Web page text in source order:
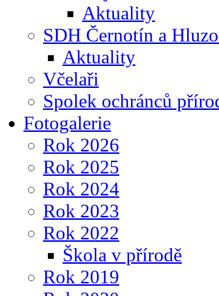
Aktuality
SDH Černotín a
Aktuality
Včelaři
Spolek ochránců
Fotogalerie
Rok 2026
Rok 2025
Rok 2024
Rok 2023
Rok 2022
Škola v přírodě
Rok 2019